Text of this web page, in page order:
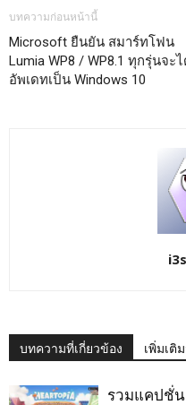
บทความก่อนหน้านี้
Microsoft ยืนยัน สมาร์ทโฟน
Lumia WP8 / WP8.1 ทุกรุ่นจะ
อัพเดทเป็น Windows 10
บทความที่เกี่ยวข้อง เพิ่มเติ
รวมแคปชั่น